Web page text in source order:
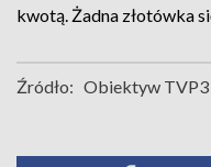
kwotą. Żadna złotówka
Źródło: Obiektyw TVP3